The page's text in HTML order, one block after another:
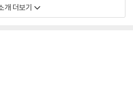
은 크리스토퍼 톨킨이 편집에 참여하여 추
고, 1954년 초판 당시 톨킨이 디자인한 표
의 개정과 수정이 이루어졌다. 그러나 기
1991년 이전 버전으로 해외 최신판에 추
거의 반영하지 못했다. 또한 톨킨의 번역
개 더보기